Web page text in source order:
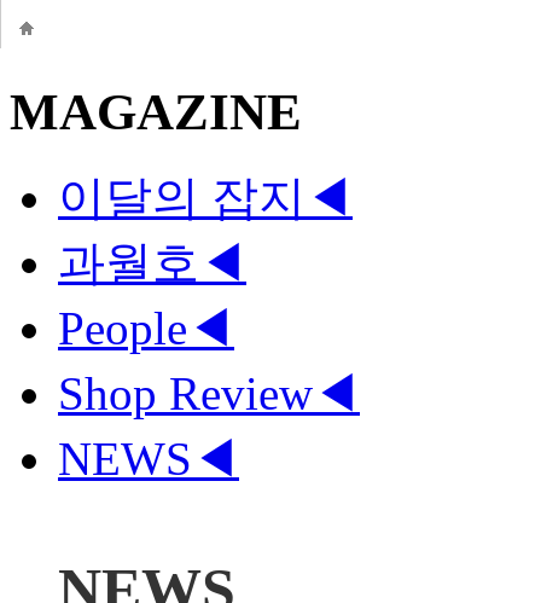
MAGAZINE
이달의 잡지 ◀
과월호 ◀
People◀
Shop Review◀
NEWS ◀
NEWS